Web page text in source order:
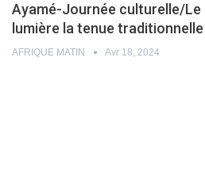
Ayamé-Journée culturelle/Le
lumière la tenue traditionnelle
AFRIQUE MATIN Avr 18, 2024